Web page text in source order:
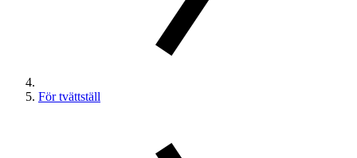
För tvättställ